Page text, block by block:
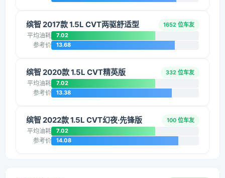
缤智 2017款 1.5L CVT两驱舒适型 1652 位车友
平均油耗 7.02
参考价 13.68
缤智 2020款 1.5L CVT精英版 332 位车友
平均油耗 7.02
参考价 13.38
缤智 2022款 1.5L CVT幻夜·先锋版 100 位车友
平均油耗 7.02
参考价 14.08